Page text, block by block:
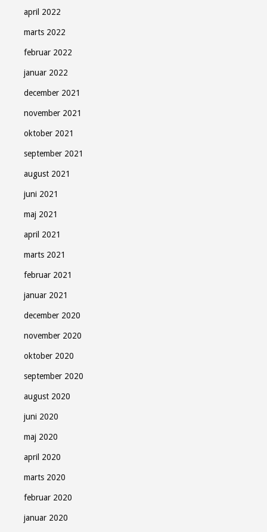
april 2022
marts 2022
februar 2022
januar 2022
december 2021
november 2021
oktober 2021
september 2021
august 2021
juni 2021
maj 2021
april 2021
marts 2021
februar 2021
januar 2021
december 2020
november 2020
oktober 2020
september 2020
august 2020
juni 2020
maj 2020
april 2020
marts 2020
februar 2020
januar 2020